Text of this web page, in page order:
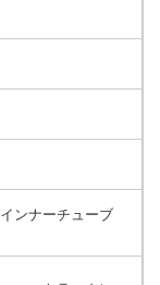
ンナーチューブ